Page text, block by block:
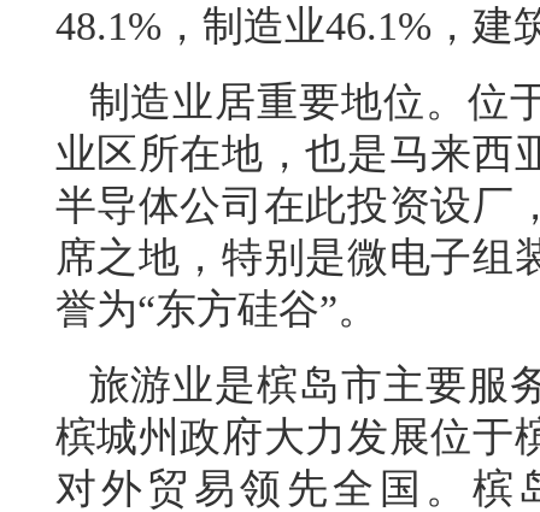
48.1%，制造业46.1%，建
制造业居重要地位。位
业区所在地，也是马来西
半导体公司在此投资设厂
席之地，特别是微电子组
誉为“东方硅谷”。
旅游业是槟岛市主要服
槟城州政府大力发展位于
对外贸易领先全国。槟